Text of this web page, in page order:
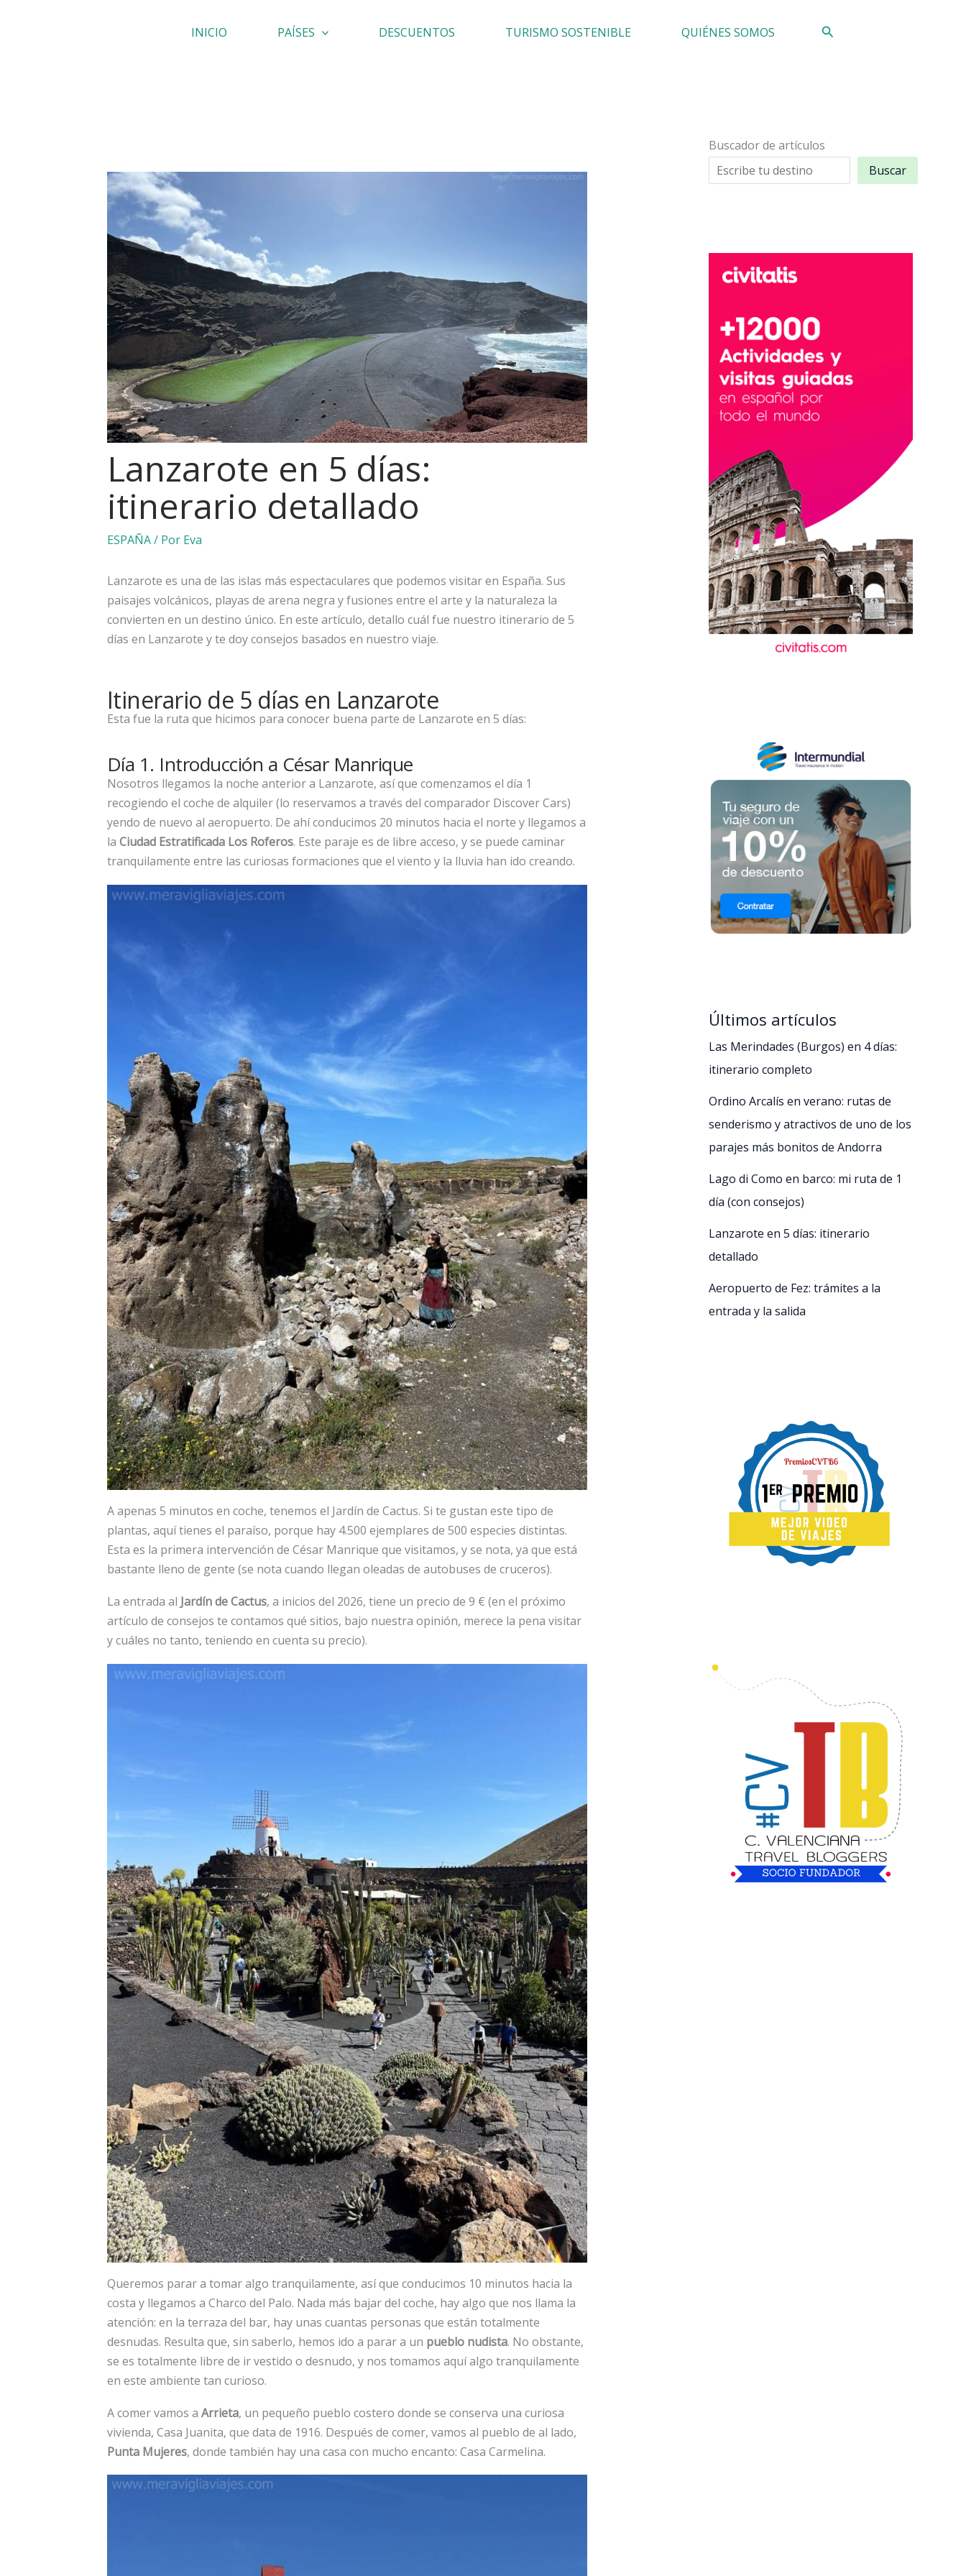
INICIO PAÍSES DESCUENTOS TURISMO SOSTENIBLE QUIÉNES SOMOS Buscar
Lanzarote en 5 días:
itinerario detallado
ESPAÑA/ Por Eva
Lanzarote es una de las islas más espectaculares que podemos visitar en España. Sus
paisajes volcánicos, playas de arena negra y fusiones entre el arte y la naturaleza la
convierten en un destino único. En este artículo, detallo cuál fue nuestro itinerario de 5
días en Lanzarote y te doy consejos basados en nuestro viaje.
Itinerario de 5 días en Lanzarote
Esta fue la ruta que hicimos para conocer buena parte de Lanzarote en 5 días:
Día 1. Introducción a César Manrique
Nosotros llegamos la noche anterior a Lanzarote, así que comenzamos el día 1
recogiendo el coche de alquiler (lo reservamos a través del comparador Discover Cars)
yendo de nuevo al aeropuerto. De ahí conducimos 20 minutos hacia el norte y llegamos a
la Ciudad Estratificada Los Roferos. Este paraje es de libre acceso, y se puede caminar
tranquilamente entre las curiosas formaciones que el viento y la lluvia han ido creando.
A apenas 5 minutos en coche, tenemos el Jardín de Cactus. Si te gustan este tipo de
plantas, aquí tienes el paraíso, porque hay 4.500 ejemplares de 500 especies distintas.
Esta es la primera intervención de César Manrique que visitamos, y se nota, ya que está
bastante lleno de gente (se nota cuando llegan oleadas de autobuses de cruceros).
La entrada al Jardín de Cactus, a inicios del 2026, tiene un precio de 9 € (en el próximo
artículo de consejos te contamos qué sitios, bajo nuestra opinión, merece la pena visitar
y cuáles no tanto, teniendo en cuenta su precio).
Queremos parar a tomar algo tranquilamente, así que conducimos 10 minutos hacia la
costa y llegamos a Charco del Palo. Nada más bajar del coche, hay algo que nos llama la
atención: en la terraza del bar, hay unas cuantas personas que están totalmente
desnudas. Resulta que, sin saberlo, hemos ido a parar a un pueblo nudista. No obstante,
se es totalmente libre de ir vestido o desnudo, y nos tomamos aquí algo tranquilamente
en este ambiente tan curioso.
A comer vamos a Arrieta, un pequeño pueblo costero donde se conserva una curiosa
vivienda, Casa Juanita, que data de 1916. Después de comer, vamos al pueblo de al lado,
Punta Mujeres, donde también hay una casa con mucho encanto: Casa Carmelina.
Buscador de artículos
Buscar
Últimos artículos
Las Merindades (Burgos) en 4 días:
itinerario completo
Ordino Arcalís en verano: rutas de
senderismo y atractivos de uno de los
parajes más bonitos de Andorra
Lago di Como en barco: mi ruta de 1
día (con consejos)
Lanzarote en 5 días: itinerario
detallado
Aeropuerto de Fez: trámites a la
entrada y la salida